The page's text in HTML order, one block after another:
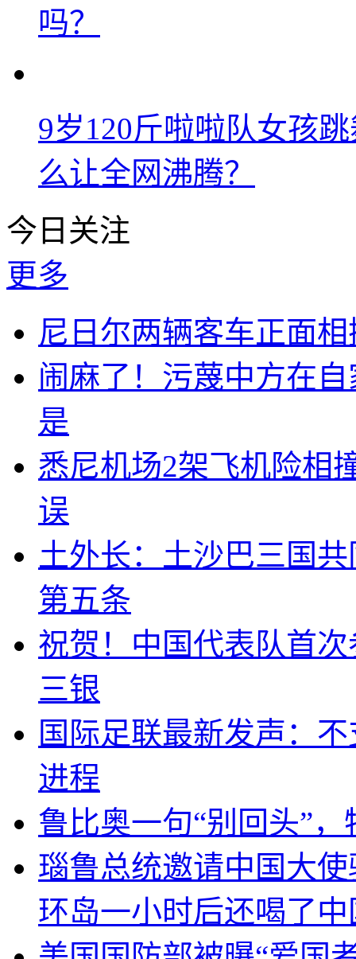
吗？
9岁120斤啦啦队女孩
么让全网沸腾？
今日关注
更多
尼日尔两辆客车正面
闹麻了！污蔑中方在
是
悉尼机场2架飞机险相
误
土外长：土沙巴三国
第五条
祝贺！中国代表队首
三银
国际足联最新发声：
进程
鲁比奥一句“别回头”
瑙鲁总统邀请中国大
环岛一小时后还喝了